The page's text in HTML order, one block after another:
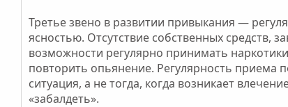
Третье звено в развитии привыкания —
ясностью. Отсутствие собственных средств,
возможности регулярно принимать
повторить опьянение. Регулярность приема
ситуация, а не тогда, когда возникает
«забалдеть».